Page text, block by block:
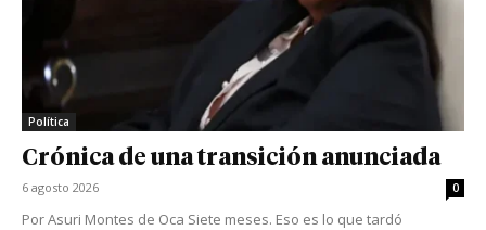
Política
Crónica de una transición anunciada
6 agosto 2026 0
Por Asuri Montes de Oca Siete meses. Eso es lo que tardó